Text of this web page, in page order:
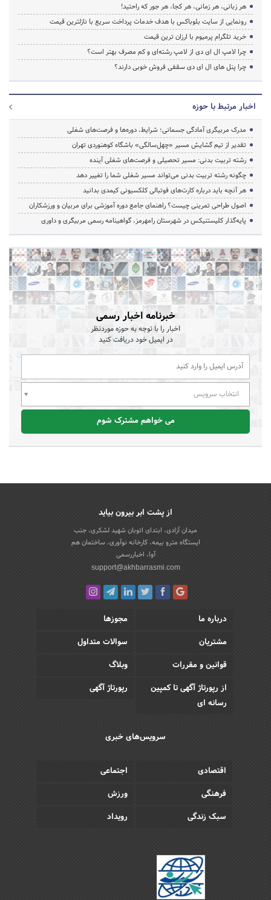
هر زبانی، هر زمانی، هر کجا، هر جور که راحتید!
رونمایی از سایت بلوباکس با هدف خدمات پرداخت سریع با نازلترین قیمت
خرید تلگرام پرمیوم با ارزان ترین قیمت
چرا لامپ ال ای دی از لامپ رشته‌ای و کم مصرف بهتر است؟
چرا پنل های ال ای دی سقفی فروش خوبی دارند؟
اخبار مرتبط با حوزه
مدرک مربیگری آمادگی جسمانی؛ شرایط، دوره‌ها و فرصت‌های شغلی
تقدیر از تیم گشایش مسیر «چهل‌سالگی» باشگاه کوهنوردی تهران
رشته تربیت بدنی: مسیر تحصیلی و فرصت‌های شغلی آینده
چگونه رشته تربیت بدنی می‌تواند مسیر شغلی شما را تغییر دهد
هر آنچه باید درباره کارت‌های فوتبالی کلکسیونی کیمدی بدانید
اصول طراحی تمرینی چیست؟ راهنمای جامع دوره آموزشی برای مربیان و ورزشکاران
پایه‌گذار کلیستنیکس در شهرستان رامهرمز، گواهینامه رسمی مربیگری و داوری
خبرنامه اخبار رسمی
اخبار را با توجه به حوزه موردنظر
در ایمیل خود دریافت کنید
انتخاب سرویس
می خواهم مشترک شوم
از پشت ابر بیرون بیاید
میدان آزادی، ابتدای اتوبان شهید لشکری، جنب
ایستگاه مترو بیمه، کارخانه نوآوری، ساختمان هم
آوا، اخباررسمی
support@akhbarrasmi.com
درباره ما
مجوزها
مشتریان
سوالات متداول
قوانین و مقررات
وبلاگ
از رپورتاژ آگهی تا کمپین
رسانه ای
رپورتاژ آگهی
سرویس‌های خبری
اقتصادی
اجتماعی
فرهنگی
ورزش
سبک زندگی
رویداد